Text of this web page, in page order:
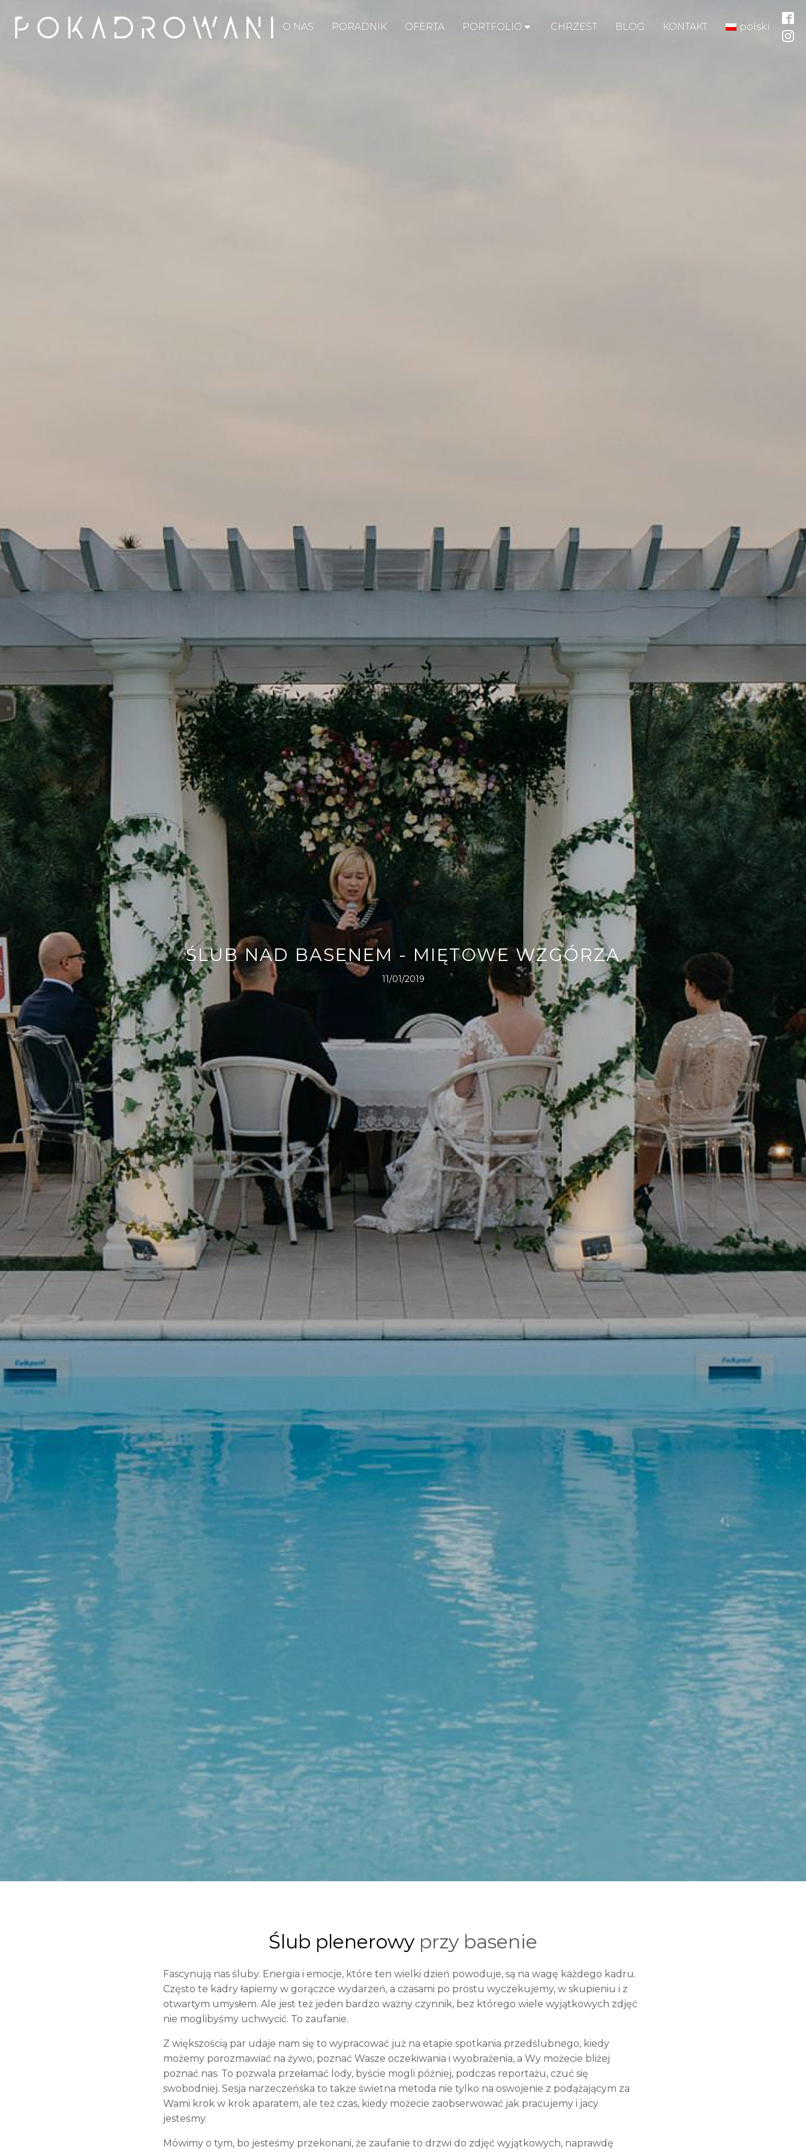
O NAS PORADNIK OFERTA PORTFOLIO CHRZEST BLOG KONTAKT polski
ŚLUB NAD BASENEM - MIĘTOWE WZGÓRZA
11/01/2019
Ślub plenerowyprzy basenie
Fascynują nas śluby. Energia i emocje, które ten wielki dzień powoduje, są na wagę każdego kadru.
Często te kadry łapiemy w gorączce wydarzeń, a czasami po prostu wyczekujemy, w skupieniu i z
otwartym umysłem. Ale jest też jeden bardzo ważny czynnik, bez którego wiele wyjątkowych zdjęć
nie moglibyśmy uchwycić. To zaufanie.
Z większością par udaje nam się to wypracować już na etapie spotkania przedślubnego, kiedy
możemy porozmawiać na żywo, poznać Wasze oczekiwania i wyobrażenia, a Wy możecie bliżej
poznać nas. To pozwala przełamać lody, byście mogli później, podczas reportażu, czuć się
swobodniej. Sesja narzeczeńska to także świetna metoda nie tylko na oswojenie z podążającym za
Wami krok w krok aparatem, ale też czas, kiedy możecie zaobserwować jak pracujemy i jacy
jesteśmy.
Mówimy o tym, bo jesteśmy przekonani, że zaufanie to drzwi do zdjęć wyjątkowych, naprawdę